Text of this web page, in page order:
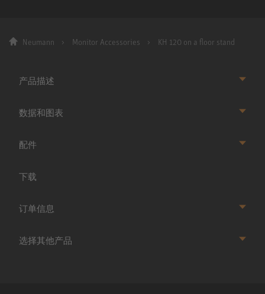
Neumann Monitor Accessories KH 120 on a floor stand
产品描述
数据和图表
配件
下载
订单信息
选择其他产品